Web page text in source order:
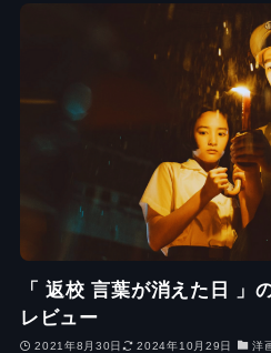
「 返校 言葉が消えた日 」
レビュー
2021年8月30日 2024年10月29日 洋